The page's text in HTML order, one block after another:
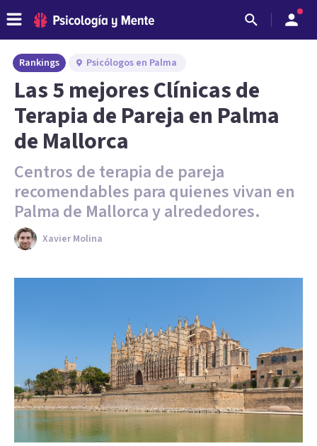
Rankings Psicólogos en Palma
Las 5 mejores Clínicas de
Terapia de Pareja en Palma
de Mallorca
Centros de terapia de pareja
recomendables para quienes vivan en
Palma de Mallorca y alrededores.
Xavier Molina